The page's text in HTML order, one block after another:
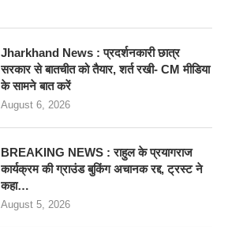
Jharkhand News : प्रदर्शनकारी छात्र
सरकार से बातचीत को तैयार, शर्त रखी- CM मीडिया
के सामने बात करें
August 6, 2026
BREAKING NEWS : राहुल के प्रयागराज
कार्यक्रम की ग्राउंड बुकिंग अचानक रद्द, ट्रस्ट ने
कहा…
August 5, 2026